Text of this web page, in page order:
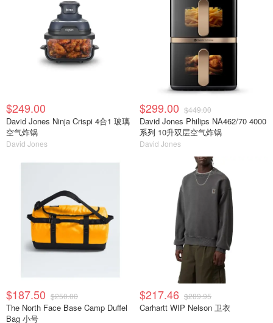
$249.00
David Jones Ninja Crispi 4合1 玻璃
空气炸锅
David Jones
$299.00 $449.00
David Jones Philips NA462/70 4000
系列 10升双层空气炸锅
David Jones
$187.50 $250.00
The North Face Base Camp Duffel
Bag 小号
$217.46 $289.95
Carhartt WIP Nelson 卫衣